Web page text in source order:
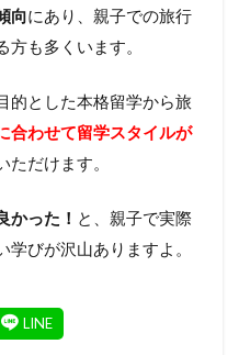
向にあり、親子での旅行
も多くいます。
的とした本格留学から旅
合わせて留学スタイルが
だけます。
かった！ と、親子で実際
びが沢山ありますよ。